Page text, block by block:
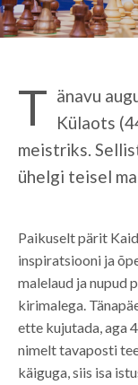
T änavu
Külaots
meistriks.
ühelgi teisel
Paikuselt pärit
inspiratsiooni ja
malelaud ja nupud
kirimalega.
ette kujutada, aga
nimelt tavaposti
käiguga, siis isa